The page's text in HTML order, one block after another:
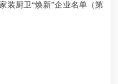
装厨卫“焕新”企业名单（第